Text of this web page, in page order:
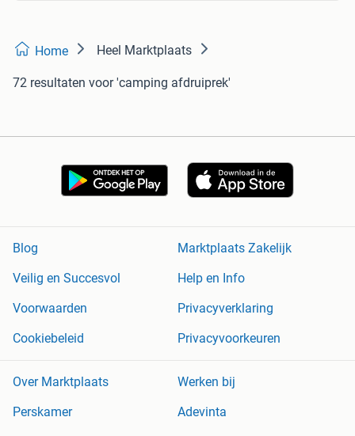
Home Heel Marktplaats
72 resultaten voor 'camping afdruiprek'
Blog
Marktplaats Zakelijk
Veilig en Succesvol
Help en Info
Voorwaarden
Privacyverklaring
Cookiebeleid
Privacyvoorkeuren
Over Marktplaats
Werken bij
Perskamer
Adevinta